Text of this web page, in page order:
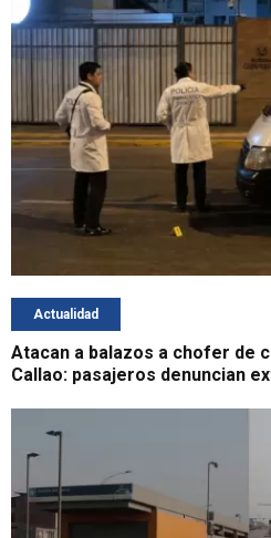
Actualidad
Atacan a balazos a chofer de
Callao: pasajeros denuncian